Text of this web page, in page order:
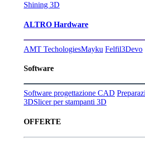
Shining 3D
ALTRO Hardware
AMT TechologiesMayku Felfil3Devo
Software
Software progettazione CAD
3DSlicer per stampanti 3D
OFFERTE